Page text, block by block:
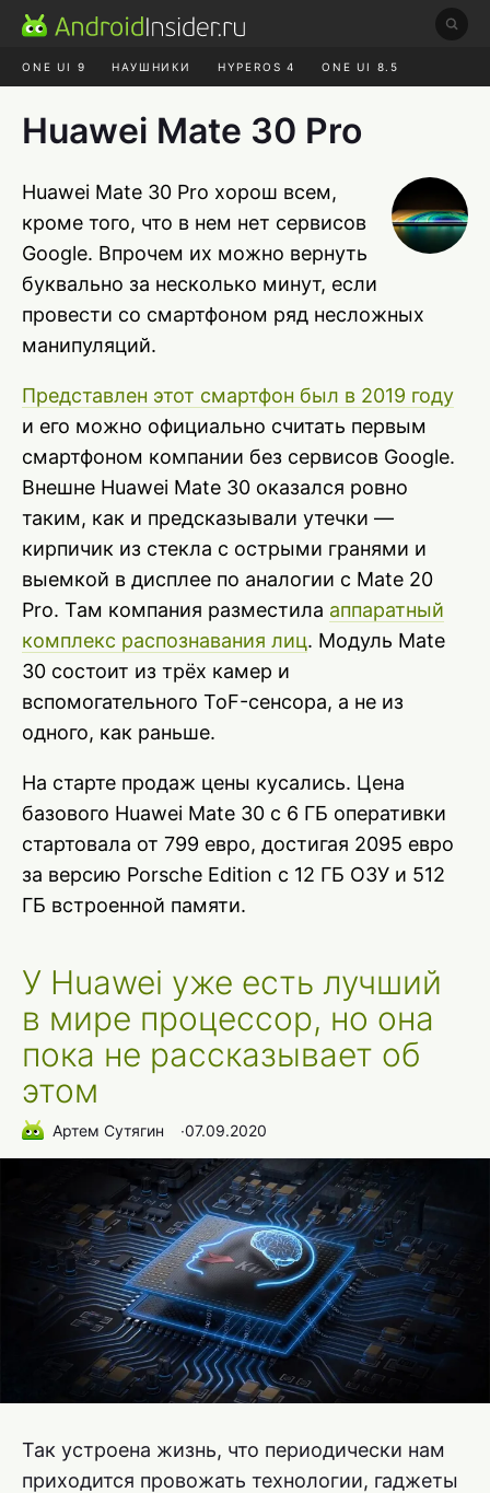
ONE UI 9 НАУШНИКИ HYPEROS 4 ONE UI 8.5
Huawei Mate 30 Pro
Huawei Mate 30 Pro хорош всем,
кроме того, что в нем нет сервисов
Google. Впрочем их можно вернуть
буквально за несколько минут, если
провести со смартфоном ряд несложных
манипуляций.
Представлен этот смартфон был в 2019 году
и его можно официально считать первым
смартфоном компании без сервисов Google.
Внешне Huawei Mate 30 оказался ровно
таким, как и предсказывали утечки —
кирпичик из стекла с острыми гранями и
выемкой в дисплее по аналогии с Mate 20
Pro. Там компания разместила аппаратный
комплекс распознавания лиц. Модуль Mate
30 состоит из трёх камер и
вспомогательного ToF-сенсора, а не из
одного, как раньше.
На старте продаж цены кусались. Цена
базового Huawei Mate 30 с 6 ГБ оперативки
стартовала от 799 евро, достигая 2095 евро
за версию Porsche Edition с 12 ГБ ОЗУ и 512
ГБ встроенной памяти.
У Huawei уже есть лучший
в мире процессор, но она
пока не рассказывает об
этом
Артем Сутягин ∙07.09.2020
Так устроена жизнь, что периодически нам
приходится провожать технологии, гаджеты